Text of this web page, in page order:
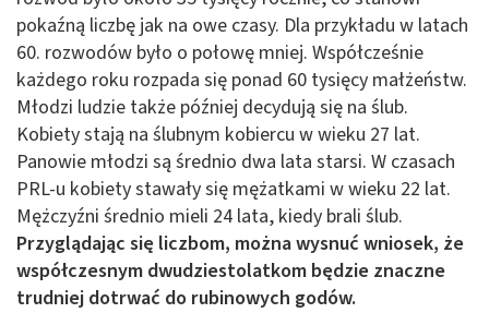
pokaźną liczbę jak na owe czasy. Dla przykładu w latach
60. rozwodów było o połowę mniej. Współcześnie
każdego roku rozpada się ponad 60 tysięcy małżeństw.
Młodzi ludzie także później decydują się na ślub.
Kobiety stają na ślubnym kobiercu w wieku 27 lat.
Panowie młodzi są średnio dwa lata starsi. W czasach
PRL-u kobiety stawały się mężatkami w wieku 22 lat.
Mężczyźni średnio mieli 24 lata, kiedy brali ślub.
Przyglądając się liczbom, można wysnuć wniosek, że
współczesnym dwudziestolatkom będzie znaczne
trudniej dotrwać do rubinowych godów.